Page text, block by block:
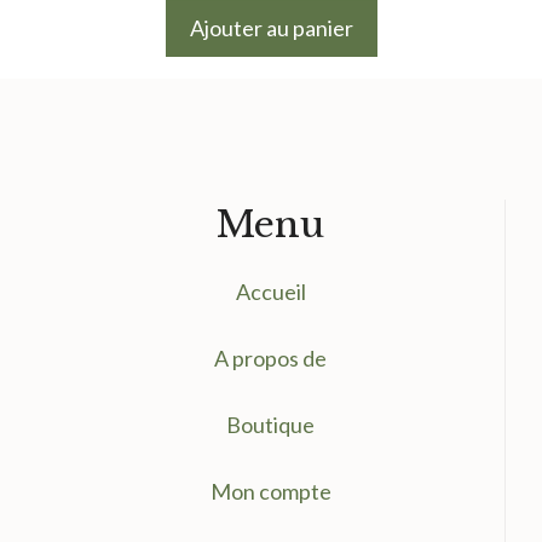
actuel
Ajouter au panier
Menu
Accueil
A propos de
Boutique
Mon compte